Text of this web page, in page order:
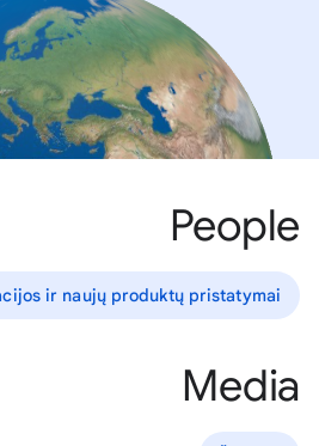
People
ir naujų produktų pristatymai
Media